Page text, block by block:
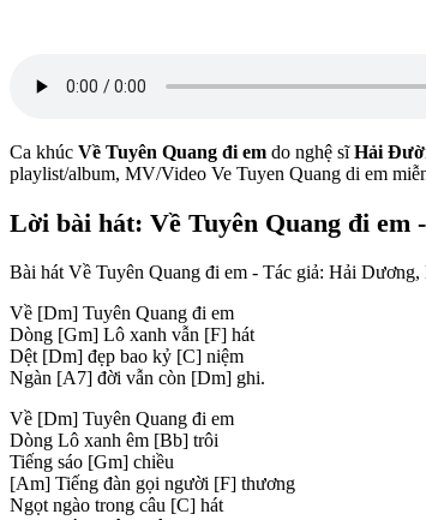
Ca khúc Về Tuyên Quang đi em do nghệ sĩHải
playlist/album, MV/Video Ve Tuyen Quang di em
Lời bài hát: Về Tuyên Quang đi
Bài hát Về Tuyên Quang đi em - Tác giả: Hải
Về [Dm] Tuyên Quang đi em
Dòng [Gm] Lô xanh vẫn [F] hát
Dệt [Dm] đẹp bao kỷ [C] niệm
Ngàn [A7] đời vẫn còn [Dm] ghi.
Về [Dm] Tuyên Quang đi em
Dòng Lô xanh êm [Bb] trôi
Tiếng sáo [Gm] chiều
[Am] Tiếng đàn gọi người [F] thương
Ngọt ngào trong câu [C] hát